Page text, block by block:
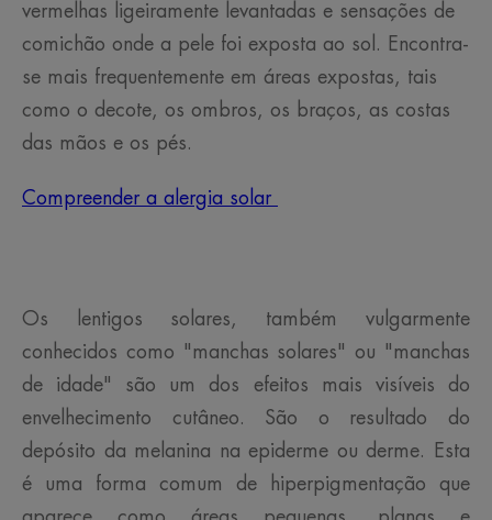
vermelhas ligeiramente levantadas e sensações de
comichão onde a pele foi exposta ao sol. Encontra-
se mais frequentemente em áreas expostas, tais
como o decote, os ombros, os braços, as costas
das mãos e os pés.
Compreender a alergia solar
Os lentigos solares, também vulgarmente
conhecidos como "manchas solares" ou "manchas
de idade" são um dos efeitos mais visíveis do
envelhecimento cutâneo. São o resultado do
depósito da melanina na epiderme ou derme. Esta
é uma forma comum de hiperpigmentação que